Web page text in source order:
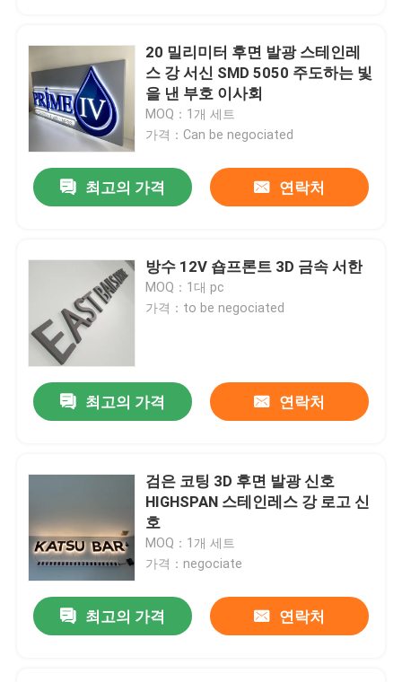
20 밀리미터 후면 발광 스테인레
스 강 서신 SMD 5050 주도하는 빛
을 낸 부호 이사회
MOQ：1개 세트
가격：Can be negociated
최고의 가격 연락처
방수 12V 숍프론트 3D 금속 서한
MOQ：1대 pc
가격：to be negociated
최고의 가격 연락처
검은 코팅 3D 후면 발광 신호
HIGHSPAN 스테인레스 강 로고 신
호
MOQ：1개 세트
가격：negociate
최고의 가격 연락처